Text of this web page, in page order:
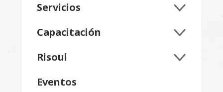
Servicios
Capacitación
Risoul
Eventos